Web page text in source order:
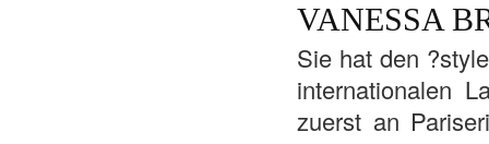
VANESSA
Sie hat den
internationalen
zuerst an